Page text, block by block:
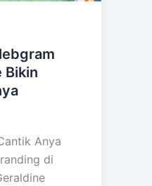
Bikin
Anya
di